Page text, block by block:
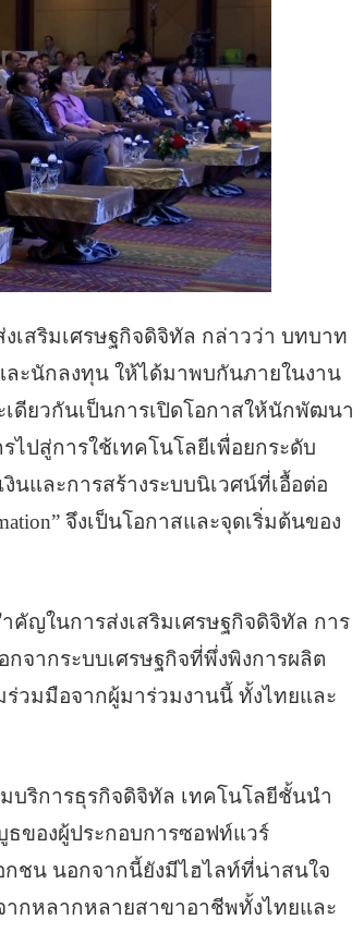
สริมเศรษฐกิจดิจิทัล กล่าวว่า บทบาท
ละนักลงทุน ให้ได้มาพบกันภายในงาน
ดียวกันเป็นการเปิดโอกาสให้นักพัฒนา
ไปสู่การใช้เทคโนโลยีเพื่อยกระดับ
นและการสร้างระบบนิเวศน์ที่เอื้อต่อ
จึงเป็นโอกาสและจุดเริ่มต้นของ
คัญในการส่งเสริมเศรษฐกิจดิจิทัล การ
จากระบบเศรษฐกิจที่พึ่งพิงการผลิต
ร่วมมือจากผู้มาร่วมงานนี้ ทั้งไทยและ
มบริการธุรกิจดิจิทัล เทคโนโลยีชั้นนำ
ของผู้ประกอบการซอฟท์แวร์
กชน นอกจากนี้ยังมีไฮไลท์ที่น่าสนใจ
กหลากหลายสาขาอาชีพทั้งไทยและ